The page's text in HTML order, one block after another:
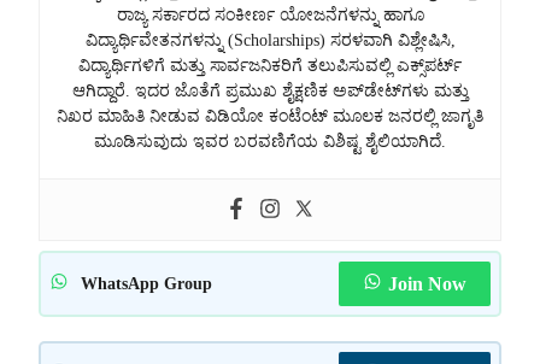
ರಾಜ್ಯ ಸರ್ಕಾರದ ಸಂಕೀರ್ಣ ಯೋಜನೆಗಳನ್ನು ಹಾಗೂ
ವಿದ್ಯಾರ್ಥಿವೇತನಗಳನ್ನು (Scholarships) ಸರಳವಾಗಿ ವಿಶ್ಲೇಷಿಸಿ,
ವಿದ್ಯಾರ್ಥಿಗಳಿಗೆ ಮತ್ತು ಸಾರ್ವಜನಿಕರಿಗೆ ತಲುಪಿಸುವಲ್ಲಿ ಎಕ್ಸ್‌ಪರ್ಟ್
ಆಗಿದ್ದಾರೆ. ಇದರ ಜೊತೆಗೆ ಪ್ರಮುಖ ಶೈಕ್ಷಣಿಕ ಅಪ್‌ಡೇಟ್‌ಗಳು ಮತ್ತು
ನಿಖರ ಮಾಹಿತಿ ನೀಡುವ ವಿಡಿಯೋ ಕಂಟೆಂಟ್ ಮೂಲಕ ಜನರಲ್ಲಿ ಜಾಗೃತಿ
ಮೂಡಿಸುವುದು ಇವರ ಬರವಣಿಗೆಯ ವಿಶಿಷ್ಟ ಶೈಲಿಯಾಗಿದೆ.
WhatsApp Group Join Now